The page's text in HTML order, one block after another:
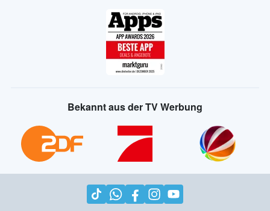
Bekannt aus der TV Werbung